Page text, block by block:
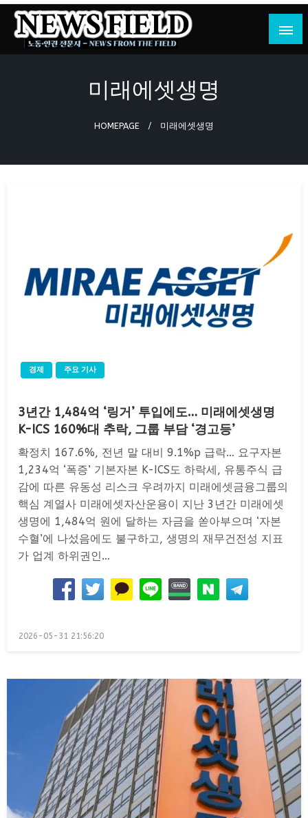
Skip
content
뉴스필드
노동·인권 전문지
미래에셋생명
HOMEPAGE 미래에셋생명
경제 주요 기사
3년간 1,484억 ‘링거’ 투입에도… 미래에셋생명
K-ICS 160%대 추락, 그룹 부담 ‘경고등’
확정치 167.6%, 전년 말 대비 9.1%p 급락… 요구자본
1,234억 ‘폭증’ 기본자본 K-ICS도 하락세, 유통주식 급
감에 따른 유동성 리스크 우려까지 미래에셋금융그룹의
핵심 계열사 미래에셋자산운용이 지난 3년간 미래에셋
생명에 1,484억 원에 달하는 자금을 쏟아부으며 ‘자본
수혈’에 나섰음에도 불구하고, 생명의 재무건전성 지표
가 업계 하위권인…
Posted
2026-05-31 21:56:20